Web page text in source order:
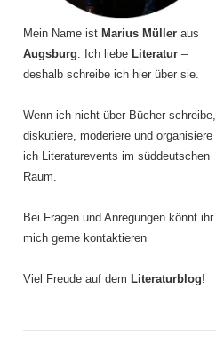
Mein Name ist Marius Müller aus
Augsburg. Ich liebe Literatur –
deshalb schreibe ich hier über sie.
Wenn ich nicht über Bücher schreibe,
diskutiere, moderiere und organisiere
ich Literaturevents im süddeutschen
Raum.
Bei Fragen und Anregungen könnt ihr
mich gerne kontaktieren
Viel Freude auf dem Literaturblog!